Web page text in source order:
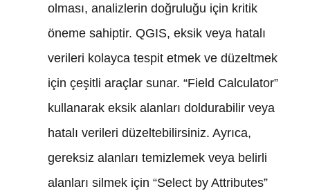
olması, analizlerin doğruluğu için kritik
öneme sahiptir. QGIS, eksik veya hatalı
verileri kolayca tespit etmek ve düzeltmek
için çeşitli araçlar sunar. “Field Calculator”
kullanarak eksik alanları doldurabilir veya
hatalı verileri düzeltebilirsiniz. Ayrıca,
gereksiz alanları temizlemek veya belirli
alanları silmek için “Select by Attributes”